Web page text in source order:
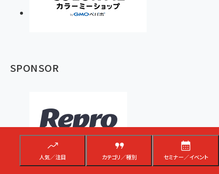
人気／注目 カテゴリ／種別 セミナー／イベント
SPONSOR